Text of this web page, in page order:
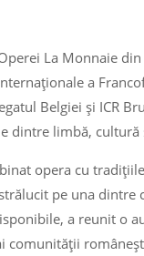
La Monnaie
a
Belgiei și ICR
dintre limbă, cultură
opera cu
pe una dintre
a reunit o
comunității